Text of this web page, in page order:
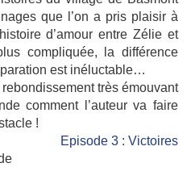
que l’on a pris plaisir à
d’amour entre Zélie et
compliquée, la différence
est inéluctable…
très émouvant
comment l’auteur va faire
!
Episode 3 : Victoires